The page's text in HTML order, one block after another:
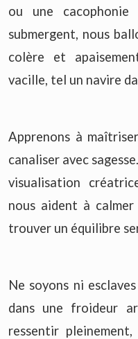
ou une cacophonie
submergent, nous
colère et
vacille, tel un navire
Apprenons à
canaliser avec
visualisation
nous aident à
trouver un équilibre
Ne soyons ni
dans une froideur
ressentir